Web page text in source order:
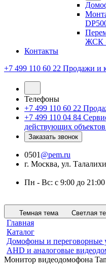
ЖСК
Контакты
+7 499 110 60 22 Продажи и
Телефоны
+7 499 110 60 22
+7 499 110 04 84
действующих
Заказать звонок
0501 @pem.ru
г. Москва, ул.
Пн - Вс: с 9:00 до 21:00
Темная тема Светлая
Главная
Каталог
Домофоны и переговорные
AHD и аналоговые
Монитор видеодомофона